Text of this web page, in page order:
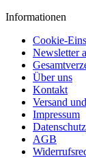
Informationen
Cookie-
Newsletter
Über uns
Kontakt
Versand
Impressum
Datenschutz
AGB